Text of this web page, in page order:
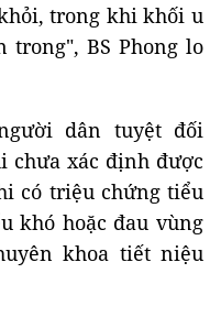
trong khi khối u
BS Phong lo
dân tuyệt đối
xác định được
có triệu chứng tiểu
khó hoặc đau vùng
khoa tiết niệu